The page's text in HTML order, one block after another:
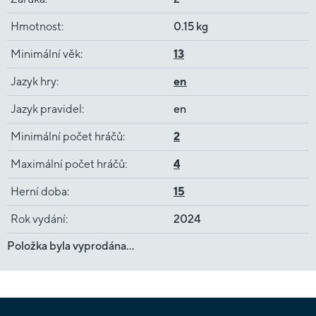
Hmotnost: 0.15 kg
Minimální věk: 13
Jazyk hry: en
Jazyk pravidel: en
Minimální počet hráčů: 2
Maximální počet hráčů: 4
Herní doba: 15
Rok vydání:
2024
Položka byla vyprodána…